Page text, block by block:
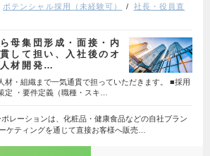
ポテンシャル採用（未経験可）
社長・役員直
母集団形成・面接・内
して担い、入社後のオ
材開発…
材・組織まで一気通貫で担っていただきます。 ■採用
定 ・要件定義（職種・スキ…
レーションは、化粧品・健康食品などの自社ブラン
ケティングを通じて直接お客様へ販売…